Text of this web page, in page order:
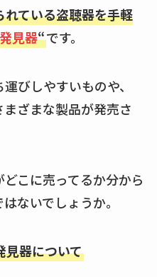
通販調査
アクアテクトゲルが
こ？楽天・amazonで
買える？値段や手荒
の料金は？セール・
半額になるのはい
つ？激安販売店・通
karseellはどこで売っ
ている盗聴器を手軽
見器“です。
びしやすいものや、
ざまな製品が発売さ
こに売ってるか分から
ないでしょうか。
見器について